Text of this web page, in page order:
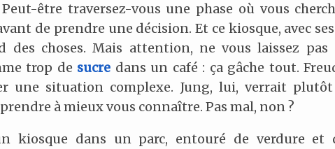
être traversez-vous une phase où vous
de prendre une décision. Et ce kiosque, avec
des choses. Mais attention, ne vous laissez
trop de sucre dans un café : ça gâche tout.
une situation complexe. Jung, lui, verrait
à mieux vous connaître. Pas mal, non ?
kiosque dans un parc, entouré de verdure et